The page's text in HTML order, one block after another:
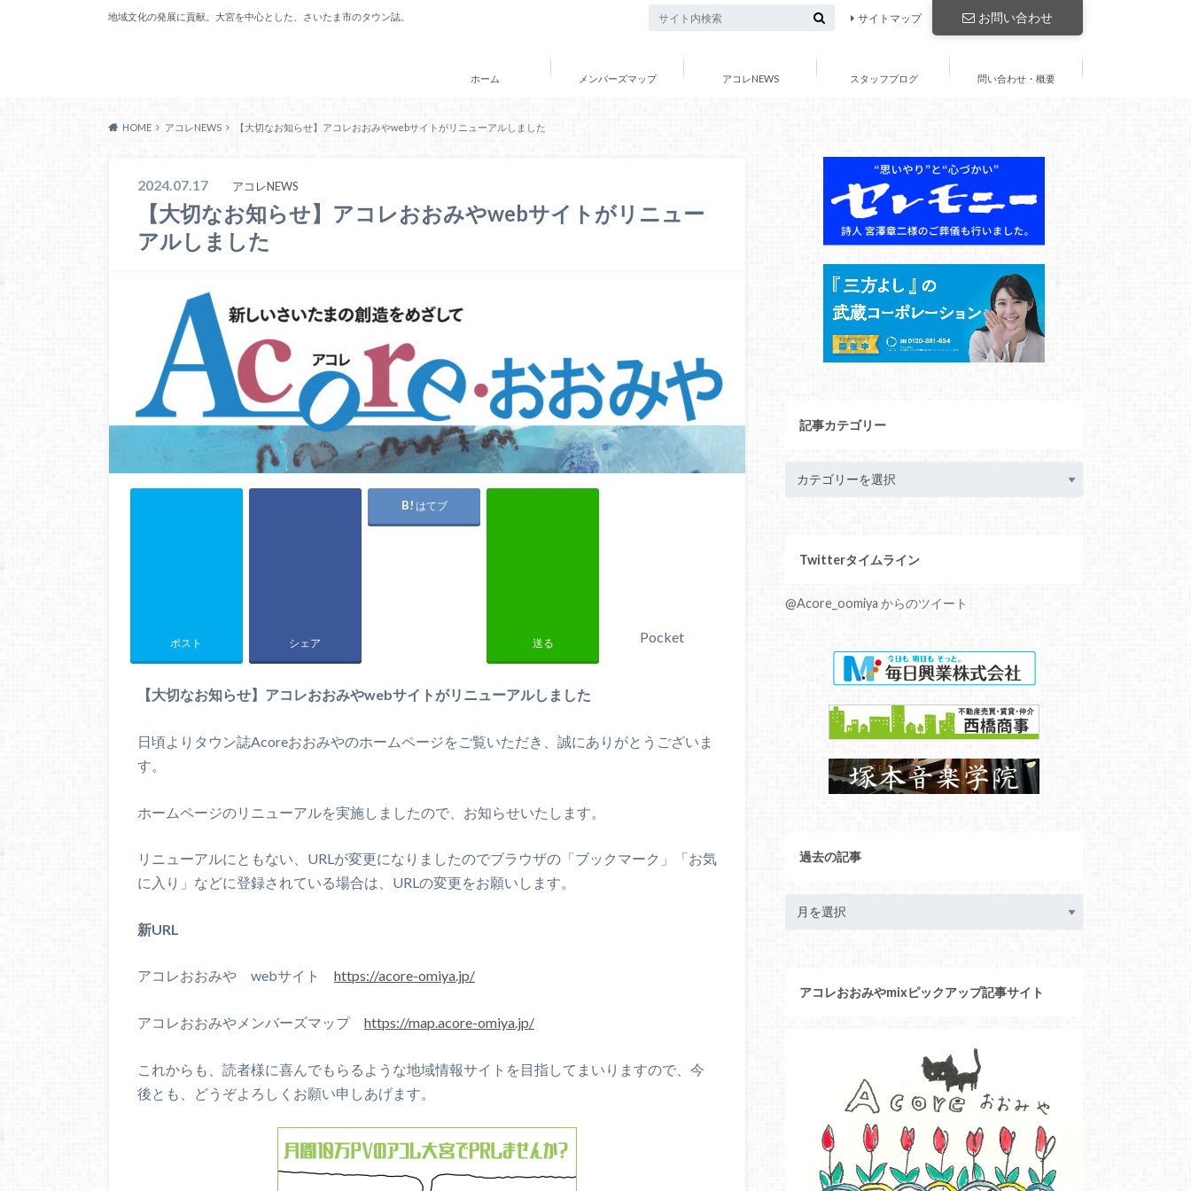
地域文化の発展に貢献。大宮を中心とした、さいたま市のタウン誌。 お問い合わせ
サイトマップ
ホーム メンバーズマップ アコレNEWS スタッフブログ 問い合わせ・概要
HOME アコレNEWS 【大切なお知らせ】アコレおおみやwebサイトがリニューアルしました
2024.07.17 アコレNEWS
【大切なお知らせ】アコレおおみやwebサイトがリニュー
アルしました
ポスト シェア
はてブ
送る Pocket
【大切なお知らせ】アコレおおみやwebサイトがリニューアルしました
日頃よりタウン誌Acoreおおみやのホームページをご覧いただき、誠にありがとうございま
す。
ホームページのリニューアルを実施しましたので、お知らせいたします。
リニューアルにともない、URLが変更になりましたのでブラウザの「ブックマーク」「お気
に入り」などに登録されている場合は、URLの変更をお願いします。
新URL
アコレおおみや webサイト https://acore-omiya.jp/
アコレおおみやメンバーズマップ https://map.acore-omiya.jp/
これからも、読者様に喜んでもらるような地域情報サイトを目指してまいりますので、今
後とも、どうぞよろしくお願い申しあげます。
記事カテゴリー
Twitterタイムライン
@Acore_oomiya からのツイート
過去の記事
アコレおおみやmixピックアップ記事サイト